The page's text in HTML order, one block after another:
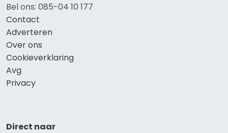
Bel ons: 085-04 10 177
Contact
Adverteren
Over ons
Cookieverklaring
Avg
Privacy
Direct naar